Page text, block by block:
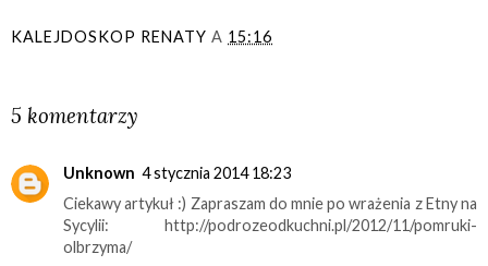
KALEJDOSKOP RENATY A 15:16
5 komentarzy
Unknown 4 stycznia 2014 18:23
Ciekawy artykuł :) Zapraszam do mnie po wrażenia z Etny na
Sycylii: http://podrozeodkuchni.pl/2012/11/pomruki-
olbrzyma/